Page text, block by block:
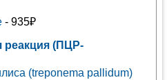
- 935₽
реакция (ПЦР-
(treponema pallidum)